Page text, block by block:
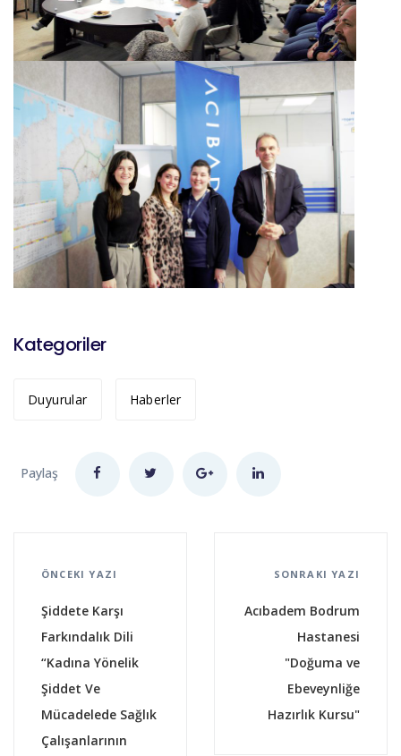
Kategoriler
Duyurular Haberler
Paylaş
ÖNCEKI YAZI
Şiddete Karşı
Farkındalık Dili
“Kadına Yönelik
Şiddet Ve
Mücadelede Sağlık
Çalışanlarının
SONRAKI YAZI
Acıbadem Bodrum
Hastanesi
"Doğuma ve
Ebeveynliğe
Hazırlık Kursu"